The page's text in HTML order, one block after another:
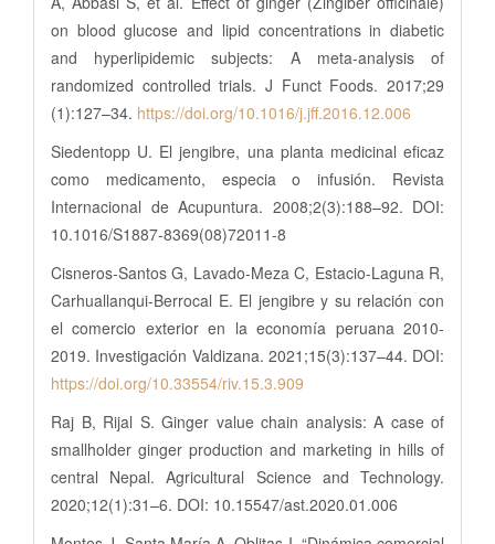
on blood glucose and lipid concentrations in diabetic
and hyperlipidemic subjects: A meta-analysis of
randomized controlled trials. J Funct Foods. 2017;29
(1):127–34. https://doi.org/10.1016/j.jff.2016.12.006
Siedentopp U. El jengibre, una planta medicinal eficaz
como medicamento, especia o infusión. Revista
Internacional de Acupuntura. 2008;2(3):188–92. DOI:
10.1016/S1887-8369(08)72011-8
Cisneros-Santos G, Lavado-Meza C, Estacio-Laguna R,
Carhuallanqui-Berrocal E. El jengibre y su relación con
el comercio exterior en la economía peruana 2010-
2019. Investigación Valdizana. 2021;15(3):137–44. DOI:
https://doi.org/10.33554/riv.15.3.909
Raj B, Rijal S. Ginger value chain analysis: A case of
smallholder ginger production and marketing in hills of
central Nepal. Agricultural Science and Technology.
2020;12(1):31–6. DOI: 10.15547/ast.2020.01.006